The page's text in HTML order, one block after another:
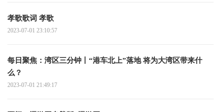
孝歌歌词 孝歌
2023-07-01 23:10:57
每日聚焦：湾区三分钟丨“港车北上”落地 将为大湾区带来什
么？
2023-07-01 21:49:17